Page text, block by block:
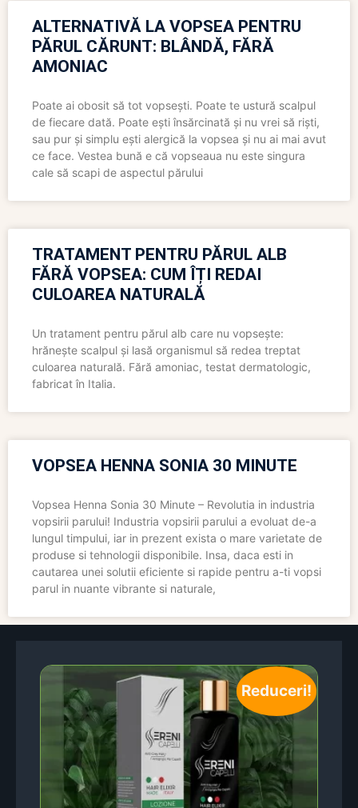
ALTERNATIVĂ LA VOPSEA PENTRU
PĂRUL CĂRUNT: BLÂNDĂ, FĂRĂ
AMONIAC
Poate ai obosit să tot vopsești. Poate te ustură scalpul
de fiecare dată. Poate ești însărcinată și nu vrei să riști,
sau pur și simplu ești alergică la vopsea și nu ai mai avut
ce face. Vestea bună e că vopseaua nu este singura
cale să scapi de aspectul părului
TRATAMENT PENTRU PĂRUL ALB
FĂRĂ VOPSEA: CUM ÎȚI REDAI
CULOAREA NATURALĂ
Un tratament pentru părul alb care nu vopsește:
hrănește scalpul și lasă organismul să redea treptat
culoarea naturală. Fără amoniac, testat dermatologic,
fabricat în Italia.
VOPSEA HENNA SONIA 30 MINUTE
Vopsea Henna Sonia 30 Minute – Revolutia in industria
vopsirii parului! Industria vopsirii parului a evoluat de-a
lungul timpului, iar in prezent exista o mare varietate de
produse si tehnologii disponibile. Insa, daca esti in
cautarea unei solutii eficiente si rapide pentru a-ti vopsi
parul in nuante vibrante si naturale,
Reduceri!